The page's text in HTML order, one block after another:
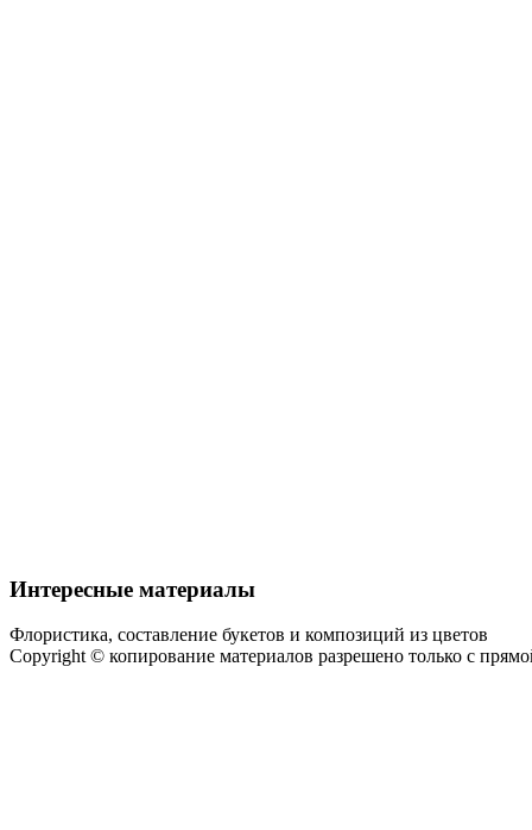
Интересные материалы
Флористика, составление букетов и композиций из цветов
Copyright © копирование материалов разрешено только с